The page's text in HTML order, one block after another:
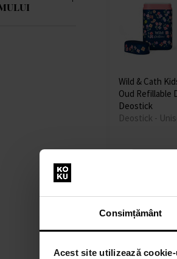
Consimțământ
Acest site utilizează
Ricci(4)
(1)
Wild & Cath
Oud Refillable
Deostick
Deostick -